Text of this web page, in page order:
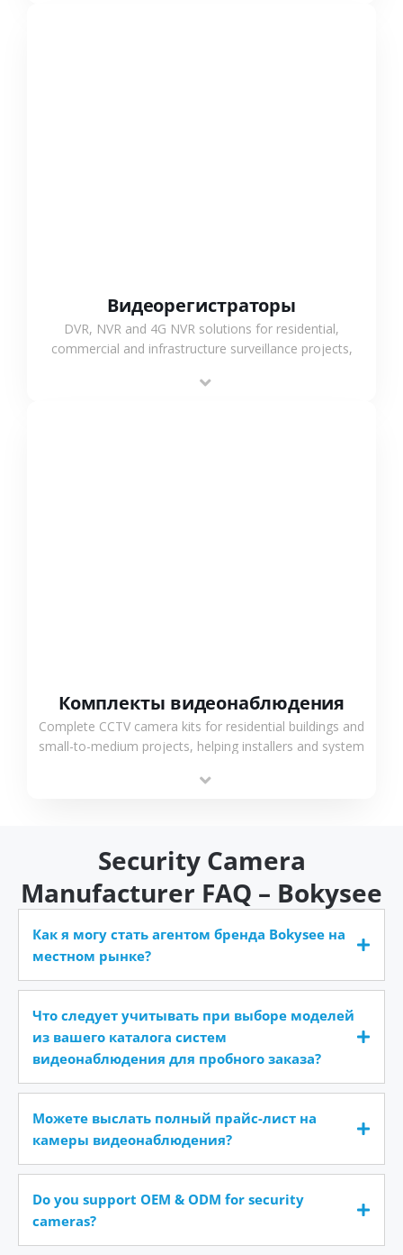
Видеорегистраторы
DVR, NVR and 4G NVR solutions for residential,
commercial and infrastructure surveillance projects,
Комплекты видеонаблюдения
Complete CCTV camera kits for residential buildings and
small-to-medium projects, helping installers and system
time.
Security Camera
Manufacturer FAQ – Bokysee
Как я могу стать агентом бренда Bokysee на
местном рынке?
Что следует учитывать при выборе моделей
из вашего каталога систем
видеонаблюдения для пробного заказа?
Можете выслать полный прайс-лист на
камеры видеонаблюдения?
Do you support OEM & ODM for security
cameras?